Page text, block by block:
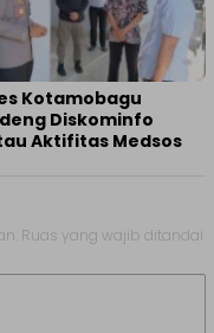
Kotamobagu
Diskominfo
Aktifitas Medsos
Ruas yang wajib ditandai